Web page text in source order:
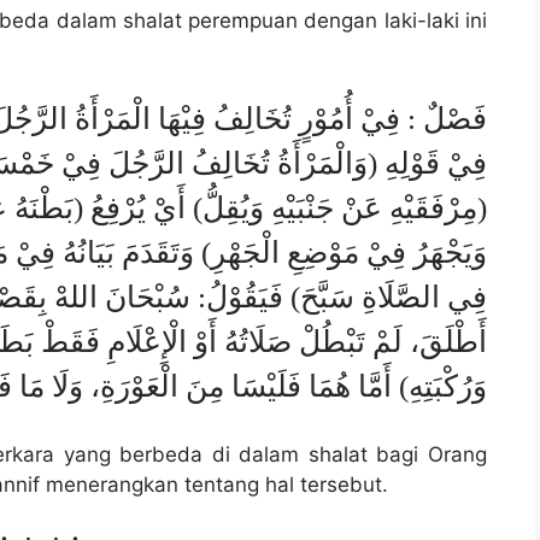
dalam shalat perempuan dengan laki-laki ini
فَصْلٌ : فِيْ أُمُوْرٍ تُخَالِفُ فِيْهَا الْمَرْأَةُ
فِيْ قَوْلِهِ (وَالْمَرْأَةُ تُخَالِفُ الرَّجُلَ فِيْ
(مِرْفَقَيْهِ عَنْ جَنْبَيْهِ وَيُقِلُّ) أَيْ يُرْفِعُ
وَيَجْهَرُ فِيْ مَوْضِعِ الْجَهْرِ) وَتَقَدَمَ بَيَانُهُ فِيْ
فِي الصَّلَاةِ سَبَّحَ) فَيَقُوْلُ: سُبْحَانَ اللهْ
أَطْلَقَ، لَمْ تَبْطُلْ صَلَاتُهُ أَوْ الْإِعْلَامِ فَقَطْ
وَرُكْبَتِهِ) أَمَّا هُمَا فَلَيْسَا مِنَ الْعَوْرَةِ، وَلَا مَا
yang berbeda di dalam shalat bagi Orang
menerangkan tentang hal tersebut.